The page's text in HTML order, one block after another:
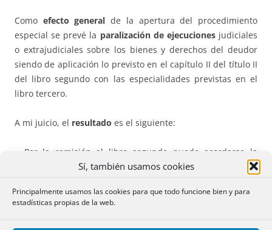
Sí, también usamos cookies
Principalmente usamos las cookies para que todo funcione bien y para
estadísticas propias de la web.
Como efecto general de la apertura del procedimiento
especial se prevé la paralización de ejecucionesjudiciales
o extrajudiciales sobre los bienes y derechos del deudor
siendo de aplicación lo previsto en el capítulo II del título II
del libro segundo con las especialidades previstas en el
libro tercero.
A mi juicio, el resultado es el siguiente:
– Por la remisión al libro segundo puede acordarse la
paralización de las ejecuciones sobre bienes necesarios o
créditos laborales que esté tramitando la Jurisdicción
Social ni las de créditos por alimentos o responsabilidad